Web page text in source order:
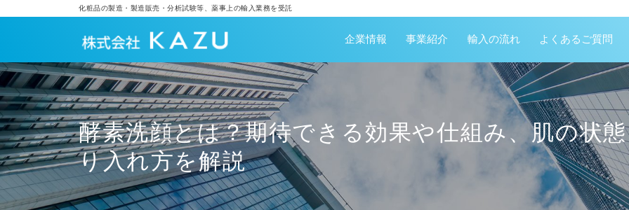
化粧品の製造・製造販売・分析試験等、薬事上の輸入業務を受託
企業情報 事業紹介 輸入の流れ よくあるご質問
酵素洗顔とは？期待できる効果や仕組み、肌の状
り入れ方を解説